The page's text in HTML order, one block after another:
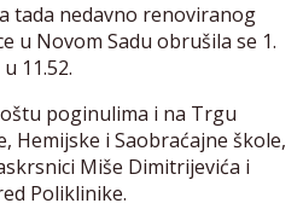
tada nedavno renoviranog
u Novom Sadu obrušila se 1.
11.52.
poginulima i na Trgu
Hemijske i Saobraćajne škole,
Miše Dimitrijevića i
Poliklinike.